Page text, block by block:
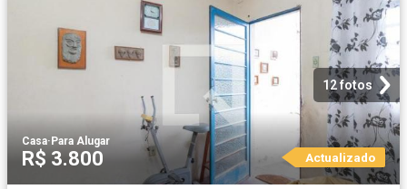
12 fotos
Casa· Para Alugar
R$ 3.800 Actualizado